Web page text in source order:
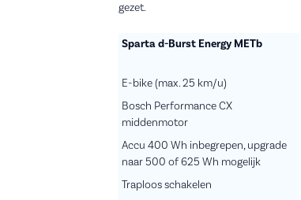
gezet.
Sparta d-Burst Energy METb
E-bike (max. 25 km/u)
Bosch Performance CX
middenmotor
Accu 400 Wh inbegrepen, upgrade
naar 500 of 625 Wh mogelijk
Traploos schakelen